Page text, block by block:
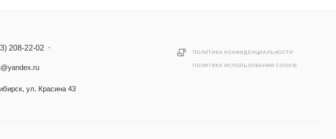
208-22-02
ул. Красина 43
ПОЛИТИКА КОНФИДЕНЦИАЛЬНОСТИ
ПОЛИТИКА ИСПОЛЬЗОВАНИЯ COOKIE